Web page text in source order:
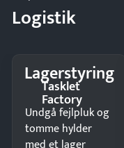
Logistik
Lagerstyring
Tasklet
Factory
Undgå fejlpluk og
tomme hylder